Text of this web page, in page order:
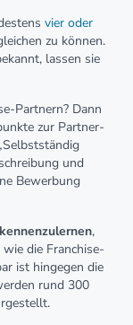
vier oder
zu können.
lassen sie
Partnern? Dann
zur Partner-
und
Bewerbung
,
die Franchise-
ist hingegen die
rund 300